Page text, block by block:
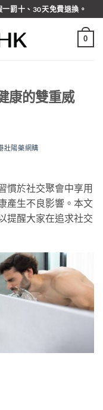
罰十、30天免費退換。
0
康的雙重威
壯陽藥網購
慣於社交聚會中享用
產生不良影響。本文
提醒大家在追求社交